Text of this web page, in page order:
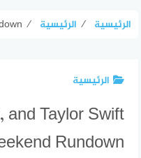
الرئيسية ⁄ الرئيسية ⁄
الرئيسية
Taylor Swift
Rundown